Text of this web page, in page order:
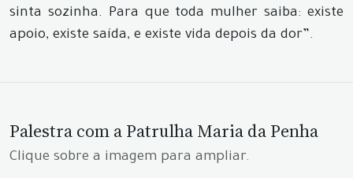
sinta sozinha. Para que toda mulher saiba: existe
apoio, existe saída, e existe vida depois da dor”.
Palestra com a Patrulha Maria da Penha
Clique sobre a imagem para ampliar.